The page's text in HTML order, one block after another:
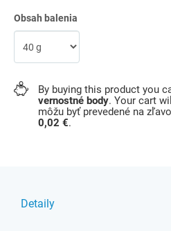
Obsah balenia
By buying this product you
vernostné body. Your cart
môžu byť prevedené na
0,02 €.
Detaily